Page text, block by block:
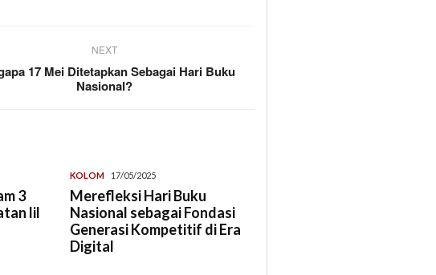
NEXT
17 Mei Ditetapkan Sebagai Hari Buku
Nasional?
3
lil
KOLOM 17/05/2025
Merefleksi Hari Buku
Nasional sebagai Fondasi
Generasi Kompetitif di Era
Digital